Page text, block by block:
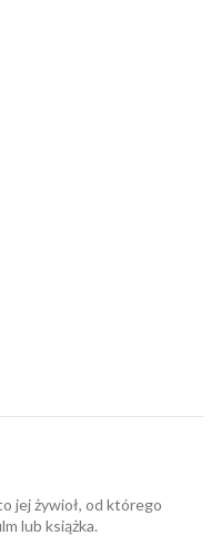
jej żywioł, od którego
lub książka.